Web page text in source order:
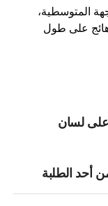
المتوسطية،
هائج على طول
لسان
أحد الطلبة